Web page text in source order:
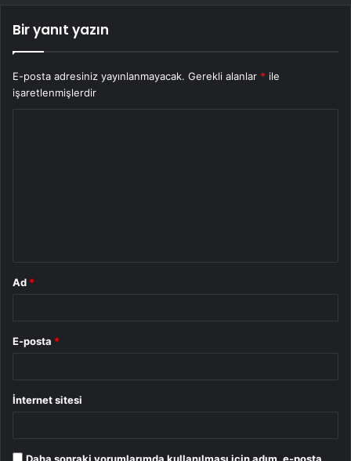
Bir yanıt yazın
E-posta adresiniz yayınlanmayacak. Gerekli alanlar * ile
işaretlenmişlerdir
Ad *
E-posta *
İnternet sitesi